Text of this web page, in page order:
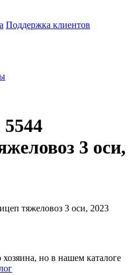
Поддержка клиентов
3 оси,
но в нашем каталоге